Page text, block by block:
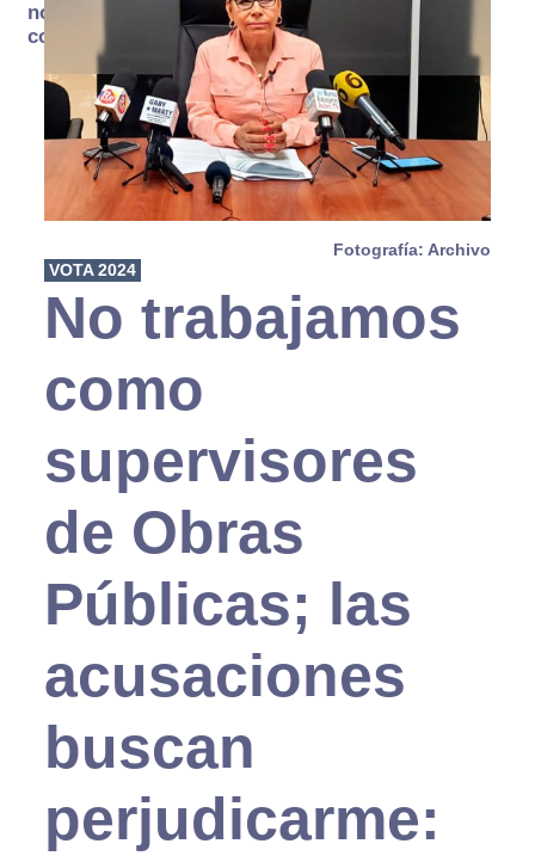
no se
consume
Fotografía: Archivo
VOTA 2024
No trabajamos
como
supervisores
de Obras
Públicas; las
acusaciones
buscan
perjudicarme: